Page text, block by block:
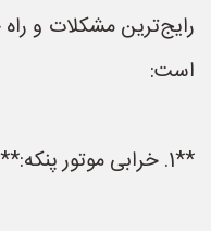
رایج‌ترین مشکلات و
است:
**1. خرابی موتور پنکه:**